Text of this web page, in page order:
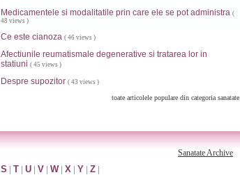
Medicamentele si modalitatile prin care ele se pot administra (
48 views )
Ce este cianoza ( 46 views )
Afectiunile reumatismale degenerative si tratarea lor in
statiuni ( 45 views )
Despre supozitor ( 43 views )
toate articolele populare din categoria sanatate
Sanatate Archive
S | T | U | V | W| X | Y | Z |